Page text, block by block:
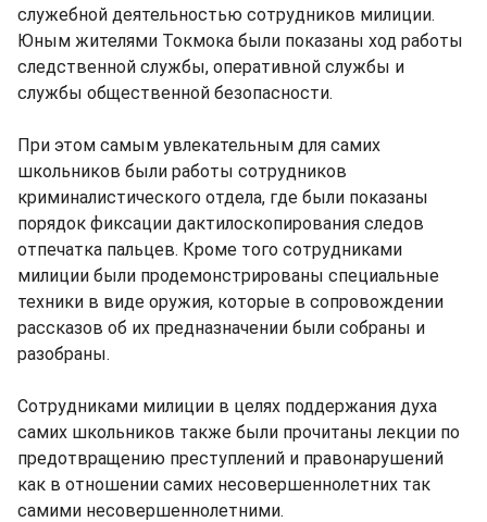
служебной деятельностью сотрудников милиции.
Юным жителями Токмока были показаны ход работы
следственной службы, оперативной службы и
службы общественной безопасности.
При этом самым увлекательным для самих
школьников были работы сотрудников
криминалистического отдела, где были показаны
порядок фиксации дактилоскопирования следов
отпечатка пальцев. Кроме того сотрудниками
милиции были продемонстрированы специальные
техники в виде оружия, которые в сопровождении
рассказов об их предназначении были собраны и
разобраны.
Сотрудниками милиции в целях поддержания духа
самих школьников также были прочитаны лекции по
предотвращению преступлений и правонарушений
как в отношении самих несовершеннолетних так
самими несовершеннолетними.